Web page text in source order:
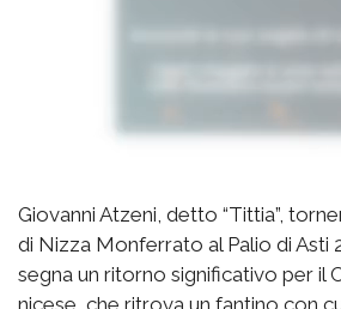
Giovanni Atzeni, detto “Tittia”,
di Nizza Monferrato al Palio di Asti
segna un ritorno significativo per il
nicese, che ritrova un fantino con